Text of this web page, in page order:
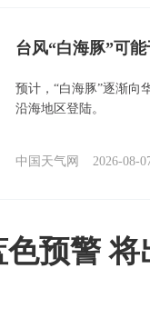
台风“白海豚”可
预计，“白海豚”逐渐向
沿海地区登陆。
中国天气网 2026-08-
预警